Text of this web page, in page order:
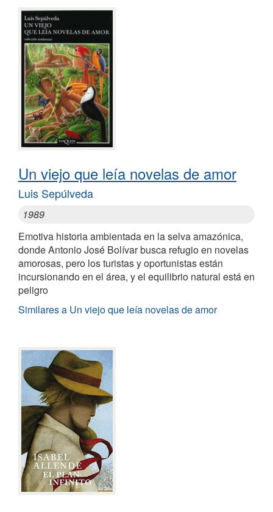
Un viejo que leía novelas de amor
Luis Sepúlveda
1989
Emotiva historia ambientada en la selva amazónica,
donde Antonio José Bolívar busca refugio en novelas
amorosas, pero los turistas y oportunistas están
incursionando en el área, y el equilibrio natural está en
peligro
Similares a Un viejo que leía novelas de amor